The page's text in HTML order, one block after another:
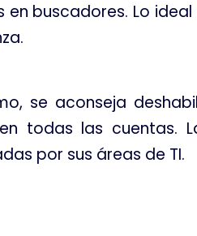
en buscadores. Lo
.
se aconseja
todas las cuentas.
por sus áreas de TI.